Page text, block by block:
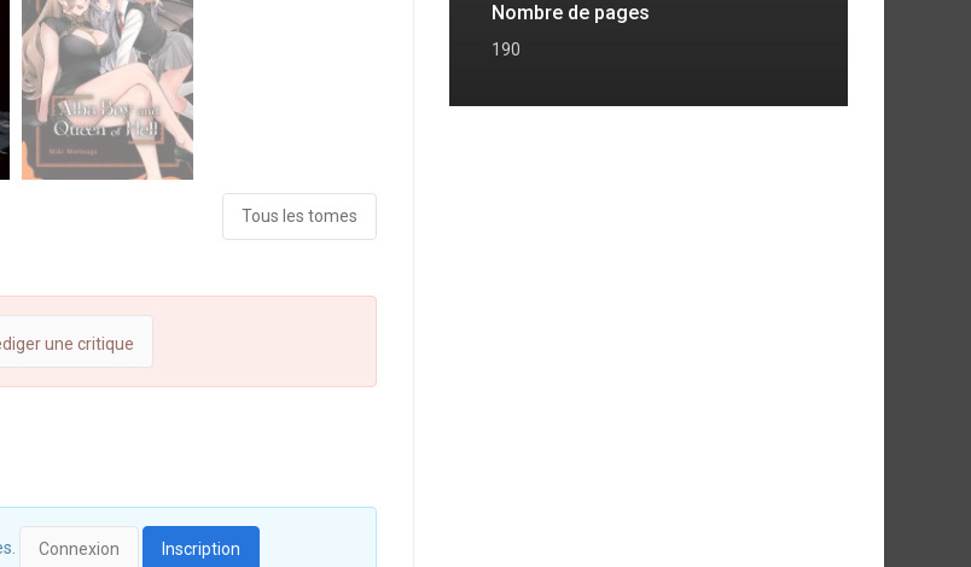
Tous les tomes
une critique
Connexion Inscription
Nombre de pages
190